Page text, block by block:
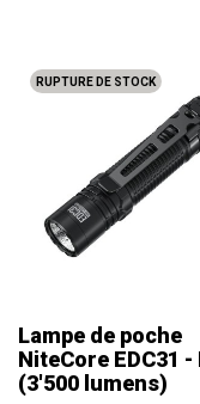
RUPTURE DE STOCK
Lampe de poche
NiteCore EDC31
(3'500 lumens)